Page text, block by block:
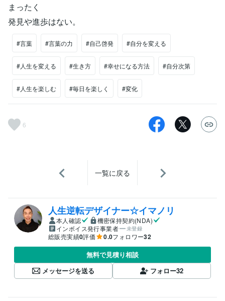
まったく
発見や進歩はない。
#言葉 #言葉の力 #自己啓発 #自分を変える
#人生を変える #生き方 #幸せになる方法 #自分次第
#人生を楽しむ #毎日を楽しく #変化
6
一覧に戻る
人生逆転デザイナー☆イマノリ
本人確認
機密保持契約(NDA)
インボイス発行事業者
未登録
総販売実績0評価 0.0フォロワー32
無料で見積り相談
メッセージを送る
フォロー32